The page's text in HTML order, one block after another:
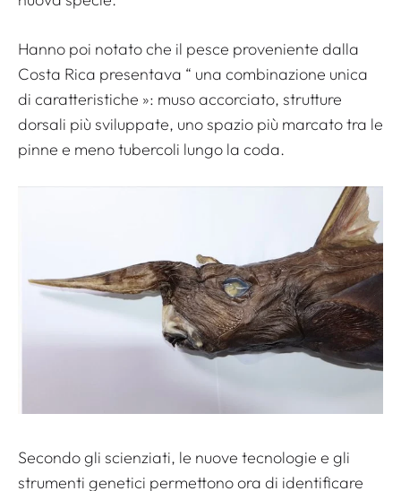
Hanno poi notato che il pesce proveniente dalla
Costa Rica presentava “ una combinazione unica
di caratteristiche »: muso accorciato, strutture
dorsali più sviluppate, uno spazio più marcato tra le
pinne e meno tubercoli lungo la coda.
Secondo gli scienziati, le nuove tecnologie e gli
strumenti genetici permettono ora di identificare